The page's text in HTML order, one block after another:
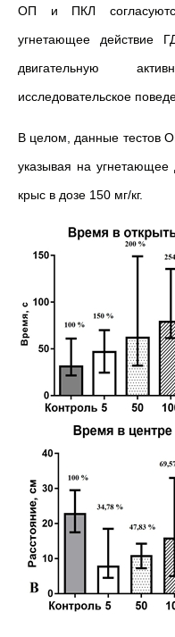
ОП и ПКЛ
угнетающее действие
двигательную
исследовательское
В целом, данные тестов
указывая на
крыс в дозе 150 мг/кг.